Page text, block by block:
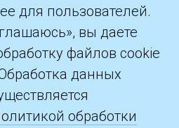
для пользователей.
вы даете
файлов cookie
данных
обработки